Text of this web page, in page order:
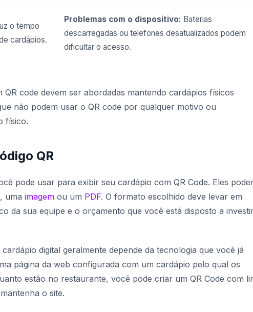
o tempo
cardápios.
Problemas com o dispositivo: Baterias
descarregadas ou telefones desatualizados podem
dificultar o acesso.
code devem ser abordadas mantendo cardápios físicos
não podem usar o QR code por qualquer motivo ou
físico.
QR
pode usar para exibir seu cardápio com QR Code. Eles
, uma imagem ou um PDF. O formato escolhido deve levar em
da sua equipe e o orçamento que você está disposto a
digital geralmente depende da tecnologia que você já
página da web configurada com um cardápio pelo qual os
estão no restaurante, você pode criar um QR Code com
o site.